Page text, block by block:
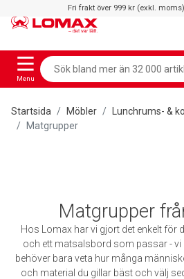
Fri frakt över 999 kr (exkl. moms)
Menu
Startsida Möbler
Lunchrums- &
Matgrupper
Matgrupper
Hos Lomax har vi gjort det enkelt för
och ett matsalsbord som passar - vi
behöver bara veta hur många
och material du gillar bäst och välj